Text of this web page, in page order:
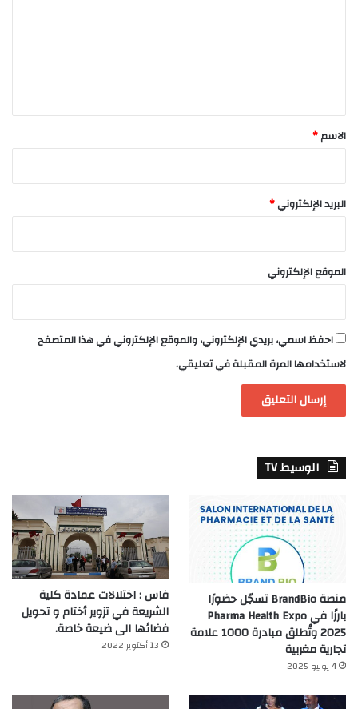
*
الاسم*
البريد الإلكتروني*
الموقع الإلكتروني
احفظ اسمي، بريدي الإلكتروني، والموقع الإلكتروني في هذا المتصفح
لاستخدامها المرة المقبلة في تعليقي.
الوسيط TV
منصة BrandBio تسجّل حضورًا
بارزًا في Pharma Health Expo
2025 وتُطلق مبادرة 1000 علامة
تجارية مغربية
4 يوليو 2025
فاس : اختلالات عمادة كلية
الشريعة في تزوير أختام و تحويل
فضائها الى ضيعة خاصة.
13 أكتوبر 2022